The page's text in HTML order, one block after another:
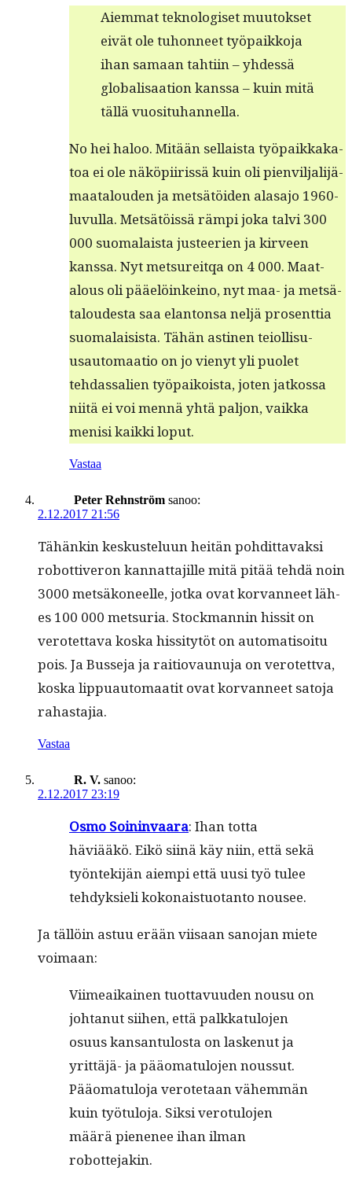
Aiem­mat tek­nol­o­giset muu­tok­set
eivät ole tuhon­neet työ­paikko­ja
ihan samaan tahti­in – yhdessä
glob­al­isaa­tion kanssa – kuin mitä
täl­lä vuosituhannella.
No hei haloo. Mitään sel­l­aista työ­paikkaka­
toa ei ole näköpi­iris­sä kuin oli pienvil­jal­i­jä­
maat­alouden ja met­sätöi­den alasajo 1960-
luvul­la. Met­sätöis­sä rämpi joka talvi 300
000 suo­ma­laista jus­tee­rien ja kirveen
kanssa. Nyt met­sure­itqa on 4 000. Maat­
alous oli pääelöinkeino, nyt maa- ja met­sä­
taloud­es­ta saa elan­ton­sa neljä pros­ent­tia
suo­ma­lai­sista. Tähän asti­nen teiol­lisu­
usautomaa­tio on jo vienyt yli puo­let
tehdas­salien työ­paikoista, joten jatkos­sa
niitä ei voi men­nä yhtä paljon, vaik­ka
menisi kaik­ki loput.
Vastaa
Peter Rehnström sanoo:
2.12.2017 21:56
Tähänkin keskustelu­un heitän pohdit­tavak­si
robot­tiveron kan­nat­ta­jille mitä pitää tehdä noin
3000 met­säkoneelle, jot­ka ovat kor­van­neet läh­
es 100 000 met­suria. Stock­man­nin hissit on
verotet­ta­va kos­ka hissi­tytöt on automa­ti­soitu
pois. Ja Busse­ja ja raitio­vaunu­ja on verotett­va,
kos­ka lip­puau­tomaatit ovat kor­van­neet sato­ja
rahastajia.
Vastaa
R. V. sanoo:
2.12.2017 23:19
Osmo Soin­in­vaara: Ihan tot­ta
häviääkö. Eikö siinä käy niin, että sekä
työn­tek­i­jän aiem­pi että uusi työ tulee
tehdyk­sieli kokon­ais­tuotan­to nousee.
Ja täl­löin astuu erään viisaan sano­jan miete
voimaan:
Viimeaikainen tuot­tavu­u­den nousu on
johtanut siihen, että palkkat­u­lo­jen
osu­us kansan­tu­losta on laskenut ja
yrit­täjä- ja pääo­mat­u­lo­jen nous­sut.
Pääo­mat­u­lo­ja verote­taan vähem­män
kuin työ­tu­lo­ja. Sik­si vero­tu­lo­jen
määrä piene­nee ihan ilman
robottejakin.